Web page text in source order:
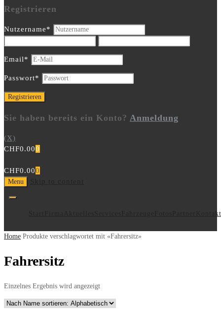
Registrieren
Nutzername*
Email*
Passwort*
Sie haben bereits ein Konto? Anmeldung
(X)
CHF0.000
CHF0.000
Menu
Kontakt
Home Produkte verschlagwortet mit «Fahrersitz»
Fahrersitz
Einzelnes Ergebnis wird angezeigt